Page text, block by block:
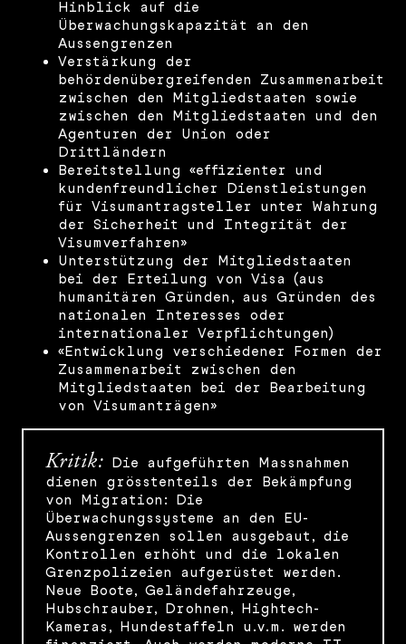
Hinblick auf die
Überwachungskapazität an den
Aussengrenzen
Verstärkung der
behördenübergreifenden Zusammenarbeit
zwischen den Mitgliedstaaten sowie
zwischen den Mitgliedstaaten und den
Agenturen der Union oder
Drittländern
Bereitstellung «effizienter und
kundenfreundlicher Dienstleistungen
für Visumantragsteller unter Wahrung
der Sicherheit und Integrität der
Visumverfahren»
Unterstützung der Mitgliedstaaten
bei der Erteilung von Visa (aus
humanitären Gründen, aus Gründen des
nationalen Interesses oder
internationaler Verpflichtungen)
«Entwicklung verschiedener Formen der
Zusammenarbeit zwischen den
Mitgliedstaaten bei der Bearbeitung
von Visumanträgen»
Kritik: Die aufgeführten Massnahmen
dienen grösstenteils der Bekämpfung
von Migration: Die
Überwachungssysteme an den EU-
Aussengrenzen sollen ausgebaut, die
Kontrollen erhöht und die lokalen
Grenzpolizeien aufgerüstet werden.
Neue Boote, Geländefahrzeuge,
Hubschrauber, Drohnen, Hightech-
Kameras, Hundestaffeln u.v.m. werden